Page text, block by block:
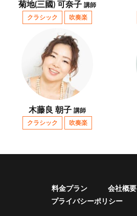
菊地(三國) 可奈子 講師
クラシック
吹奏楽
木藤良 朝子 講師
クラシック
吹奏楽
料金プラン 会社概要
プライバシーポリシー